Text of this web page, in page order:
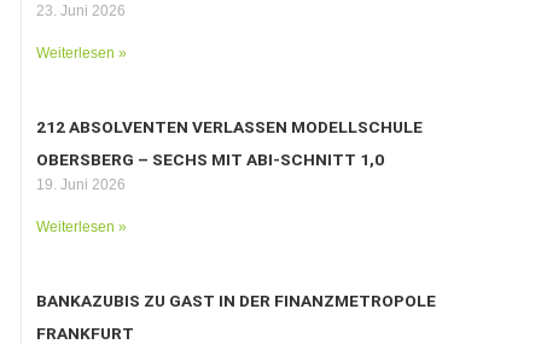
23. Juni 2026
Weiterlesen »
212 ABSOLVENTEN VERLASSEN MODELLSCHULE
OBERSBERG – SECHS MIT ABI-SCHNITT 1,0
19. Juni 2026
Weiterlesen »
BANKAZUBIS ZU GAST IN DER FINANZMETROPOLE
FRANKFURT